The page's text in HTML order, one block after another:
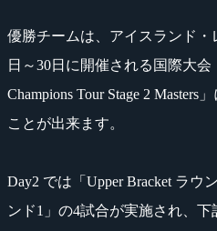
優勝チームは、アイスランド・
日～30日に開催される国際大
Champions Tour Stage 2 Masters
ことが出来ます。
Day2 では「Upper Bracket ラウ
ンド1」の4試合が実施され、